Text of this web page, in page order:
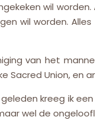
wil
wil worden.
van het
Sacred Union, en
kreeg ik
wel de